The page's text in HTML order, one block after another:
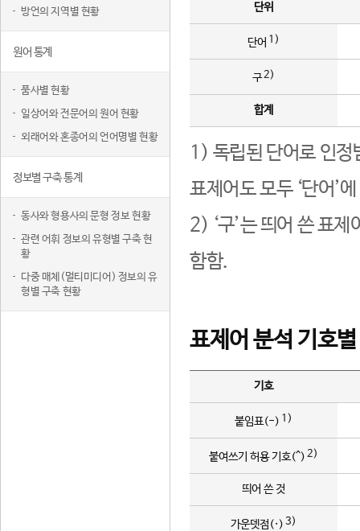
방언의 지역별 현황
원어 통계
품사별 현황
일상어와 전문어의 원어 현황
외래어와 혼종어의 언어명별 현황
정보별 구축 통계
동사와 형용사의 문형 정보 현황
관련 어휘 정보의 유형별 구축 현
황
다중 매체(멀티미디어) 정보의 유
형별 구축 현황
단위
단어 1)
구2)
합계
1) 독립된 단어로 인정
표제어도 모두 ‘단어’
2) ‘구’는 띄어 쓴 표
함함.
표제어 분석 기호
기호
붙임표(-) 1)
붙여쓰기 허용 기호(^) 2)
띄어 쓴 것
가운뎃점(·) 3)